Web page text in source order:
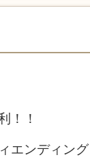
！！
エンディング